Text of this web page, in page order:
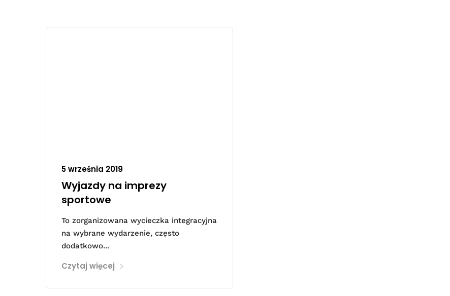
5 września 2019
Wyjazdy na imprezy
sportowe
To zorganizowana wycieczka integracyjna
na wybrane wydarzenie, często
dodatkowo...
Czytaj więcej